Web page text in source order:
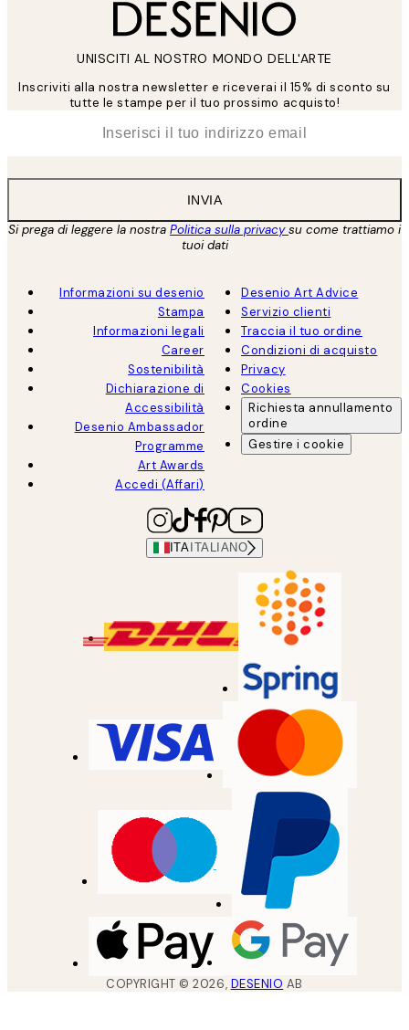
UNISCITI AL NOSTRO MONDO DELL'ARTE
Inscriviti alla nostra newsletter e riceverai il 15% di sconto su
tutte le stampe per il tuo prossimo acquisto!
INVIA
Si prega di leggere la nostra Politica sulla privacysu come trattiamo i
tuoi dati
Informazioni su desenio
Stampa
Informazioni legali
Career
Sostenibilità
Dichiarazione di
Accessibilità
Desenio Ambassador
Programme
Art Awards
Accedi (Affari)
Desenio Art Advice
Servizio clienti
Traccia il tuo ordine
Condizioni di acquisto
Privacy
Cookies
Richiesta annullamento
ordine
Gestire i cookie
ITA ITALIANO
COPYRIGHT ©2026, DESENIO AB